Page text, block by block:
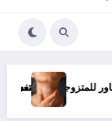
لابن سيرين؟ –